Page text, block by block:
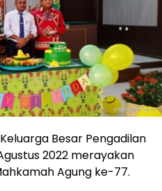
Besar Pengadilan
2022 merayakan
Agung ke-77.